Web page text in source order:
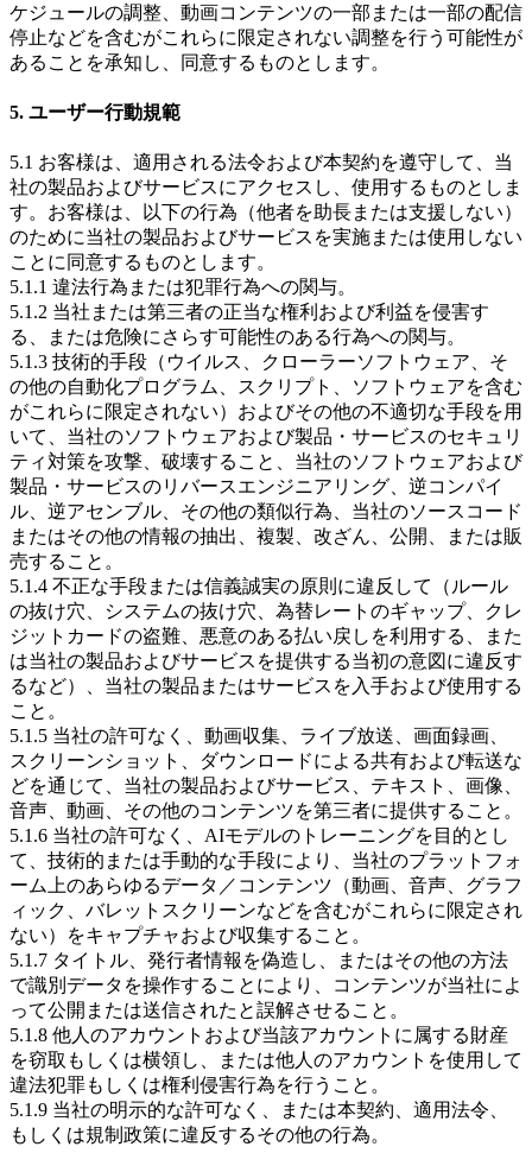
ケジュールの調整、動画コンテンツの一部または一部の配信
停止などを含むがこれらに限定されない調整を​​行う可能性が
あることを承知し、同意するものとします。
5. ユーザー行動規範
5.1 お客様は、適用される法令および本契約を遵守して、当
社の製品およびサービスにアクセスし、使用するものとしま
す。お客様は、以下の行為（他者を助長または支援しない）
のために当社の製品およびサービスを実施または使用しない
ことに同意するものとします。
5.1.1 違法行為または犯罪行為への関与。
5.1.2 当社または第三者の正当な権利および利益を侵害す
る、または危険にさらす可能性のある行為への関与。
5.1.3 技術的手段（ウイルス、クローラーソフトウェア、そ
の他の自動化プログラム、スクリプト、ソフトウェアを含む
がこれらに限定されない）およびその他の不適切な手段を用
いて、当社のソフトウェアおよび製品・サービスのセキュリ
ティ対策を攻撃、破壊すること、当社のソフトウェアおよび
製品・サービスのリバースエンジニアリング、逆コンパイ
ル、逆アセンブル、その他の類似行為、当社のソースコード
またはその他の情報の抽出、複製、改ざん、公開、または販
売すること。
5.1.4 不正な手段または信義誠実の原則に違反して（ルール
の抜け穴、システムの抜け穴、為替レートのギャップ、クレ
ジットカードの盗難、悪意のある払い戻しを利用する、また
は当社の製品およびサービスを提供する当初の意図に違反す
るなど）、当社の製品またはサービスを入手および使用する
こと。
5.1.5 当社の許可なく、動画収集、ライブ放送、画面録画、
スクリーンショット、ダウンロードによる共有および転送な
どを通じて、当社の製品およびサービス、テキスト、画像、
音声、動画、その他のコンテンツを第三者に提供すること。
5.1.6 当社の許可なく、AIモデルのトレーニングを目的とし
て、技術的または手動的な手段により、当社のプラットフォ
ーム上のあらゆるデータ／コンテンツ（動画、音声、グラフ
ィック、バレットスクリーンなどを含むがこれらに限定され
ない）をキャプチャおよび収集すること。
5.1.7 タイトル、発行者情報を偽造し、またはその他の方法
で識別データを操作することにより、コンテンツが当社によ
って公開または送信されたと誤解させること。
5.1.8 他人のアカウントおよび当該アカウントに属する財産
を窃取もしくは横領し、または他人のアカウントを使用して
違法犯罪もしくは権利侵害行為を行うこと。
5.1.9 当社の明示的な許可なく、または本契約、適用法令、
もしくは規制政策に違反するその他の行為。